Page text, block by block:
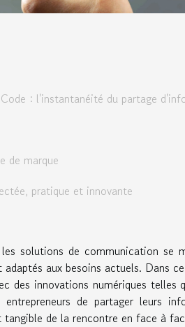
: l'instantanéité du partage
de marque
pratique et innovante
les solutions de communication
aux besoins actuels. Dans
des innovations numériques
de partager leurs
de la rencontre en face à